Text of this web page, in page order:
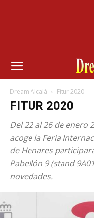
Dream Alcalá Fitur 2020
FITUR 2020
Del 22 al 26 de enero
acoge la Feria
de Henares
Pabellón 9 (stand
novedades.